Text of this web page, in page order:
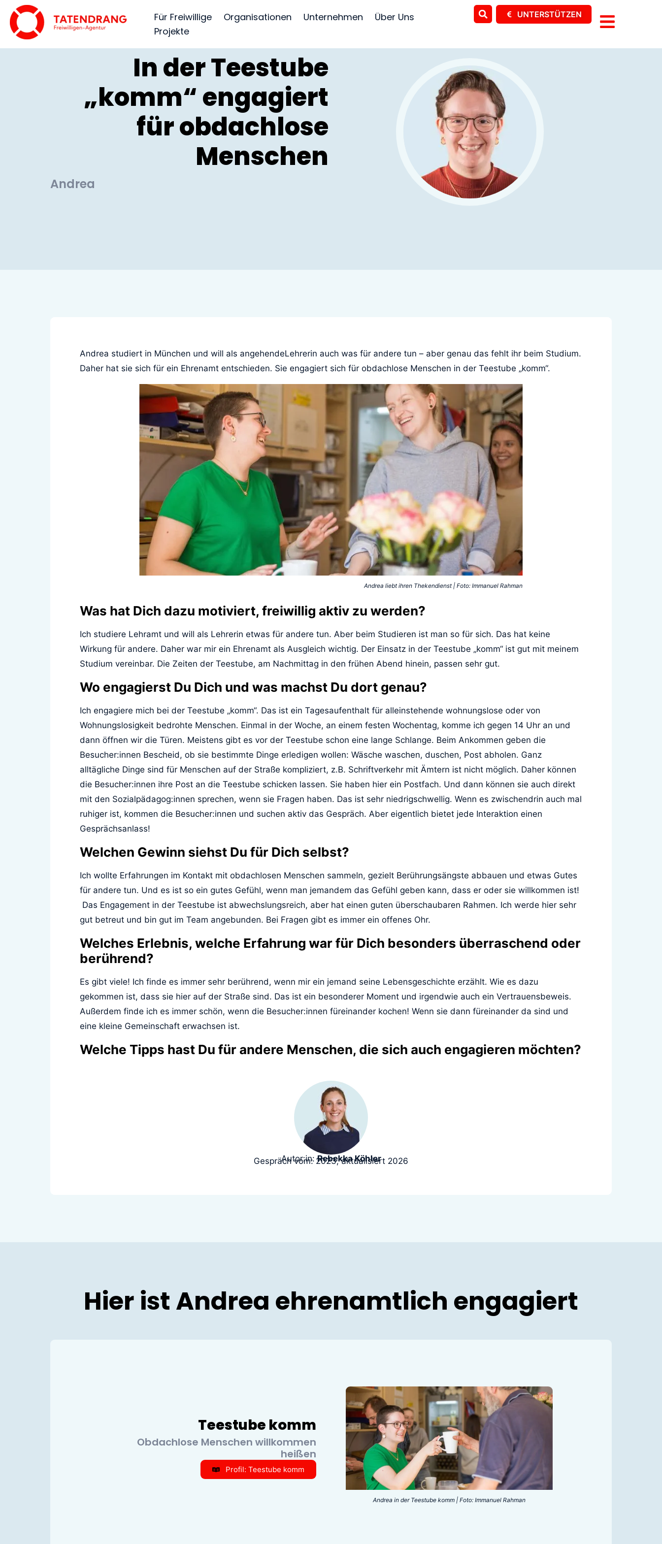
Für Freiwillige Organisationen Unternehmen
Über Uns
Projekte
UNTERSTÜTZEN
In der Teestube
„komm“ engagiert
für obdachlose
Menschen
Andrea
Andrea studiert in München und will als angehendeLehrerin auch was für andere tun – aber genau das fehlt ihr beim Studium.
Daher hat sie sich für ein Ehrenamt entschieden. Sie engagiert sich für obdachlose Menschen in der Teestube „komm“.
Andrea liebt ihren Thekendienst | Foto: Immanuel Rahman
Was hat Dich dazu motiviert, freiwillig aktiv zu werden?
Ich studiere Lehramt und will als Lehrerin etwas für andere tun. Aber beim Studieren ist man so für sich. Das hat keine
Wirkung für andere. Daher war mir ein Ehrenamt als Ausgleich wichtig. Der Einsatz in der Teestube „komm“ ist gut mit meinem
Studium vereinbar. Die Zeiten der Teestube, am Nachmittag in den frühen Abend hinein, passen sehr gut.
Wo engagierst Du Dich und was machst Du dort genau?
Ich engagiere mich bei der Teestube „komm“. Das ist ein Tagesaufenthalt für alleinstehende wohnungslose oder von
Wohnungslosigkeit bedrohte Menschen. Einmal in der Woche, an einem festen Wochentag, komme ich gegen 14 Uhr an und
dann öffnen wir die Türen. Meistens gibt es vor der Teestube schon eine lange Schlange. Beim Ankommen geben die
Besucher:innen Bescheid, ob sie bestimmte Dinge erledigen wollen: Wäsche waschen, duschen, Post abholen. Ganz
alltägliche Dinge sind für Menschen auf der Straße kompliziert, z.B. Schriftverkehr mit Ämtern ist nicht möglich. Daher können
die Besucher:innen ihre Post an die Teestube schicken lassen. Sie haben hier ein Postfach. Und dann können sie auch direkt
mit den Sozialpädagog:innen sprechen, wenn sie Fragen haben. Das ist sehr niedrigschwellig. Wenn es zwischendrin auch mal
ruhiger ist, kommen die Besucher:innen und suchen aktiv das Gespräch. Aber eigentlich bietet jede Interaktion einen
Gesprächsanlass!
Welchen Gewinn siehst Du für Dich selbst?
Ich wollte Erfahrungen im Kontakt mit obdachlosen Menschen sammeln, gezielt Berührungsängste abbauen und etwas Gutes
für andere tun. Und es ist so ein gutes Gefühl, wenn man jemandem das Gefühl geben kann, dass er oder sie willkommen ist!
Das Engagement in der Teestube ist abwechslungsreich, aber hat einen guten überschaubaren Rahmen. Ich werde hier sehr
gut betreut und bin gut im Team angebunden. Bei Fragen gibt es immer ein offenes Ohr.
Welches Erlebnis, welche Erfahrung war für Dich besonders überraschend oder
berührend?
Es gibt viele! Ich finde es immer sehr berührend, wenn mir ein jemand seine Lebensgeschichte erzählt. Wie es dazu
gekommen ist, dass sie hier auf der Straße sind. Das ist ein besonderer Moment und irgendwie auch ein Vertrauensbeweis.
Außerdem finde ich es immer schön, wenn die Besucher:innen füreinander kochen! Wenn sie dann füreinander da sind und
eine kleine Gemeinschaft erwachsen ist.
Welche Tipps hast Du für andere Menschen, die sich auch engagieren möchten?
Autor:in:Rebekka Köhler
Gespräch vom: 2023, aktualisiert 2026
Hier ist Andrea ehrenamtlich engagiert
Teestube komm
Obdachlose Menschen willkommen
heißen
Profil: Teestube komm
Andrea in der Teestube komm | Foto: Immanuel Rahman